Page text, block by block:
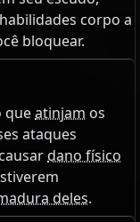
corpo a
bloquear.
queatinjam os
ataques
dano físico
deles.